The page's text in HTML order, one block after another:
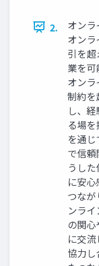
2.
オン
オン
引を
業を
オン
制約を
し、
る場
を通
で信
うし
に安
つな
ンラ
の関
に交
協力し